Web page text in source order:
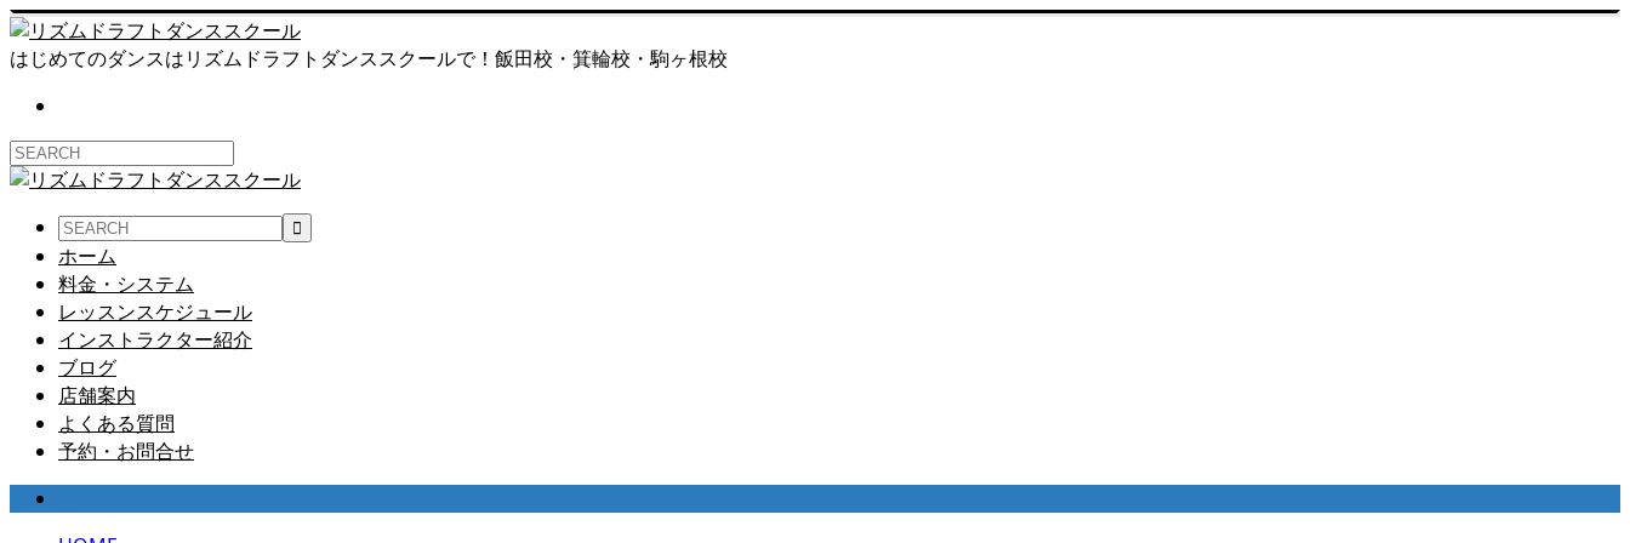
はじめてのダンスはリズムドラフトダンススクールで！飯田校・箕輪校・駒ヶ根校
ホーム
料金・システム
レッスンスケジュール
インストラクター紹介
ブログ
店舗案内
よくある質問
予約・お問合せ